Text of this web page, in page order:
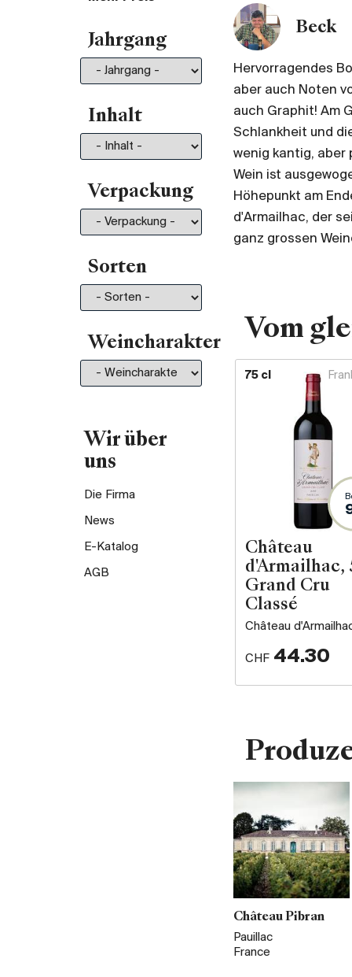
Von 50.- bis 75.-
Von 75.- bis 100.-
130
Von 150.- bis 200.-
Mehr als 200.-
210
Jahrgang
Inhalt
Verpackung
Sorten
Weincharakter
Wir über
uns
Die Firma
News
E-Katalog
AGB
Beck
Hervorragendes
aber auch Noten
auch Graphit! Am
Schlankheit und
wenig kantig, aber
Wein ist
Höhepunkt am
d'Armailhac, der
ganz grossen
Vom
75 cl
Château
d'Armailhac,
Grand Cru
Classé
Château
CHF 44.30
Château Pibran
Pauillac
France